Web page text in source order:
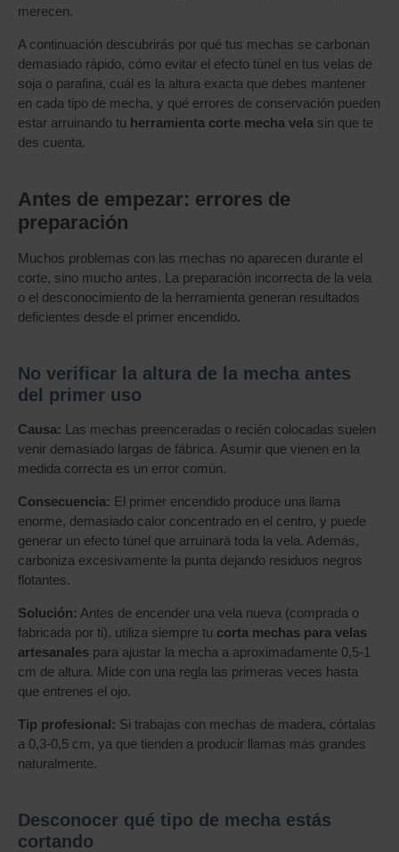
merecen.
A continuación descubrirás por qué tus mechas se carbonan
demasiado rápido, cómo evitar el efecto túnel en tus velas de
soja o parafina, cuál es la altura exacta que debes mantener
en cada tipo de mecha, y qué errores de conservación pueden
estar arruinando tu herramienta corte mecha vela sin que te
des cuenta.
Antes de empezar: errores de
preparación
Muchos problemas con las mechas no aparecen durante el
corte, sino mucho antes. La preparación incorrecta de la vela
o el desconocimiento de la herramienta generan resultados
deficientes desde el primer encendido.
No verificar la altura de la mecha antes
del primer uso
Causa: Las mechas preenceradas o recién colocadas suelen
venir demasiado largas de fábrica. Asumir que vienen en la
medida correcta es un error común.
Consecuencia: El primer encendido produce una llama
enorme, demasiado calor concentrado en el centro, y puede
generar un efecto túnel que arruinará toda la vela. Además,
carboniza excesivamente la punta dejando residuos negros
flotantes.
Solución: Antes de encender una vela nueva (comprada o
fabricada por ti), utiliza siempre tu corta mechas para velas
artesanales para ajustar la mecha a aproximadamente 0,5-1
cm de altura. Mide con una regla las primeras veces hasta
que entrenes el ojo.
Tip profesional: Si trabajas con mechas de madera, córtalas
a 0,3-0,5 cm, ya que tienden a producir llamas más grandes
naturalmente.
Desconocer qué tipo de mecha estás
cortando